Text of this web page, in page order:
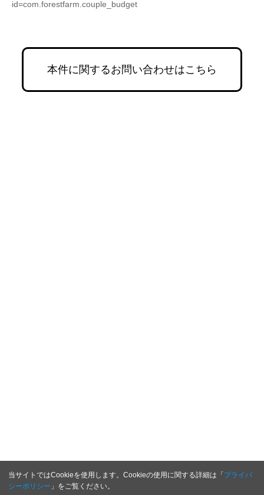
当サイトではCookieを使用します。Cookieの使用に関する詳細は「プライバ
シーポリシー 」をご覧ください。
id=com.forestfarm.couple_budget
本件に関するお問い合わせはこちら